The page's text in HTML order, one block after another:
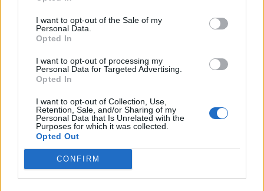
I want to opt-out of the Sale of my
Personal Data.
Opted In
I want to opt-out of processing my
Personal Data for Targeted Advertising.
Opted In
I want to opt-out of Collection, Use,
Retention, Sale, and/or Sharing of my
Personal Data that Is Unrelated with the
Purposes for which it was collected.
Opted Out
CONFIRM
Χρηματοδότηση 8 εκατ. ευρώ
σε 843 μέσα ενημέρωσης-
πρόγραμμα ενίσχυσης του
Metlen: Ρεκόρ EBITDA στο α'
εξάμηνο, στα 550 εκατ. ευρώ –
Η Chery επενδύει 75 εκατ. δολάρια στην KG Mobility